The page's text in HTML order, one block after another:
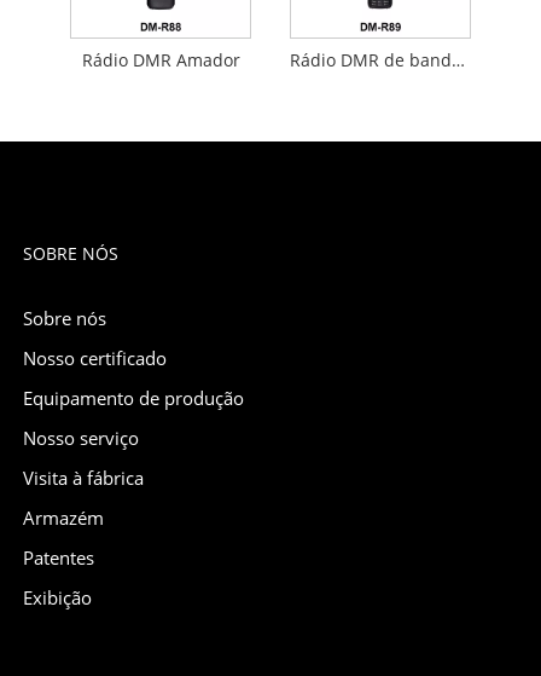
Rádio DMR Amador Rádio DMR de banda dupla
SOBRE NÓS
Sobre nós
Nosso certificado
Equipamento de produção
Nosso serviço
Visita à fábrica
Armazém
Patentes
Exibição